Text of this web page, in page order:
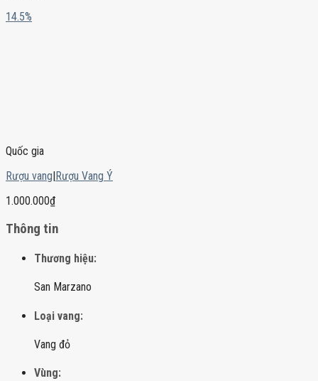
14.5%
Quốc gia
Rượu vang|Rượu Vang Ý
1.000.000₫
Thông tin
Thương hiệu:
San Marzano
Loại vang:
Vang đỏ
Vùng: